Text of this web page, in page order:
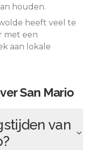
houden.
heeft veel te
met een
aan lokale
San Mario
van
?